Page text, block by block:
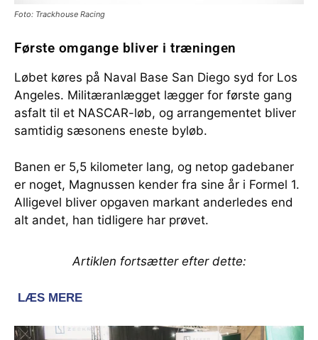
Foto: Trackhouse Racing
Første omgange bliver i træningen
Løbet køres på Naval Base San Diego syd for Los
Angeles. Militæranlægget lægger for første gang
asfalt til et NASCAR-løb, og arrangementet bliver
samtidig sæsonens eneste byløb.
Banen er 5,5 kilometer lang, og netop gadebaner
er noget, Magnussen kender fra sine år i Formel 1.
Alligevel bliver opgaven markant anderledes end
alt andet, han tidligere har prøvet.
Artiklen fortsætter efter dette: